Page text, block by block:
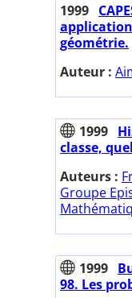
1999
géométrie.
Auteur :
1999
classe,
Auteurs :
Groupe
1999
98. Les